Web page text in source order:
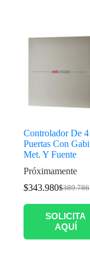
Controlador De 4
Puertas Con
Met. Y Fuente
Próximamente
$389.786
$343.980
SOLICITA
AQUÍ